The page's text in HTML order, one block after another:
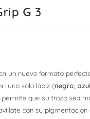
G 3
un nuevo formato
uno solo lápiz (negro,
permite que su trazo sea
con su pigmentación